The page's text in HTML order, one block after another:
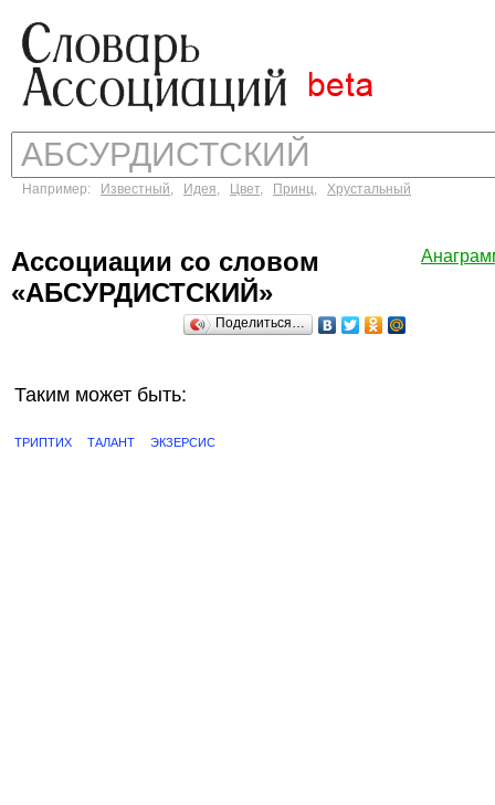
Например: Известный, Идея, Цвет, Принц, Хрустальный
Ассоциации со словом
«АБСУРДИСТСКИЙ»
Поделиться…
Таким может быть:
ТРИПТИХ ТАЛАНТ ЭКЗЕРСИС